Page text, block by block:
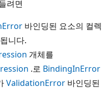
려면
바인딩된 요소의 컬렉
됩니다.
개체를
.로 BindingInError
ValidationError 바인딩된